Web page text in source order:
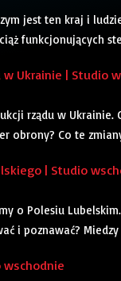
jest ten kraj i
funkcjonujących
Ukrainie | Studio
rządu w Ukrainie.
obrony? Co te
| Studio
o Polesiu
i poznawać?
wschodnie